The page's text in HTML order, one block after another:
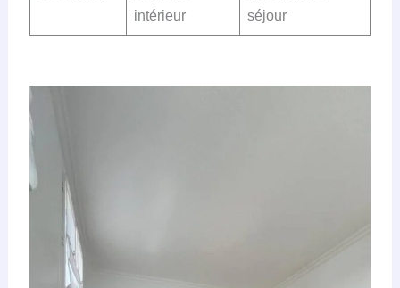
intérieur
séjour